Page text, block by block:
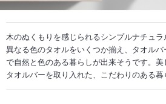
木のぬくもりを感じられるシンプルナチュラ
異なる色のタオルをいくつか揃え、タオルバ
で自然と色のある暮らしが出来そうです。
タオルバーを取り入れた、こだわりのある暮